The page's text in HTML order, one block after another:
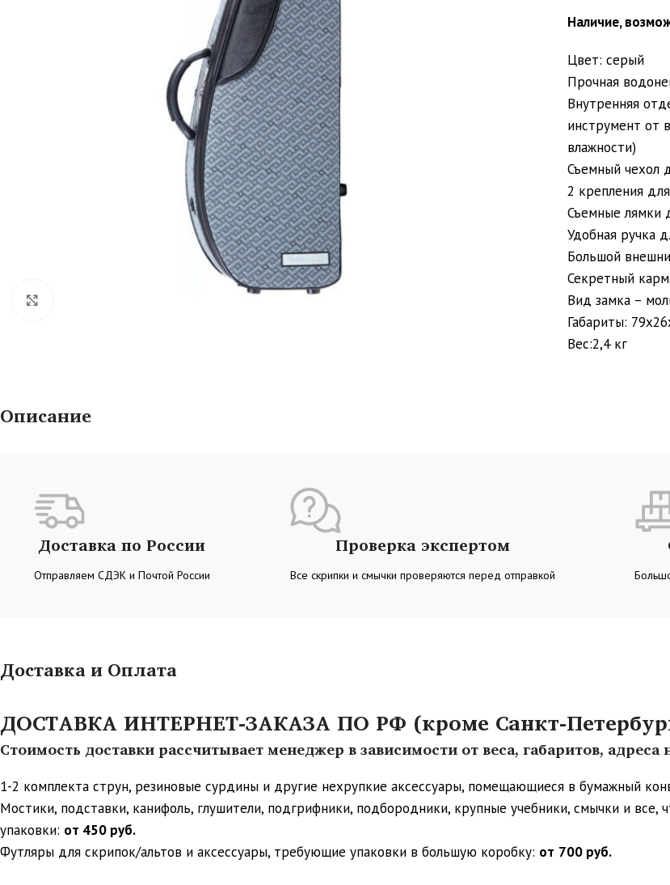
Наличие,
Цвет: серый
Прочная
Внутренняя
инструмент от
влажности)
Съемный чехол
2 крепления
Съемные лямки
Удобная ручка
Большой
Секретный
Вид замка –
Габариты:
Вес:2,4 кг
Описание
Доставка по России
Отправляем СДЭК и Почтой России
Проверка экспертом
Все скрипки и смычки проверяются перед отправкой
Доставка и Оплата
ДОСТАВКА ИНТЕРНЕТ-ЗАКАЗА ПО РФ (кроме Санкт-
Стоимость доставки рассчитывает менеджер в зависимости от веса, габаритов,
1-2 комплекта струн, резиновые сурдины и другие нехрупкие аксессуары, помещающиеся в бумажный
Мостики, подставки, канифоль, глушители, подгрифники, подбородники, крупные учебники, смычки и
упаковки: от 450 руб.
Футляры для скрипок/альтов и аксессуары, требующие упаковки в большую коробку: от 700 руб.